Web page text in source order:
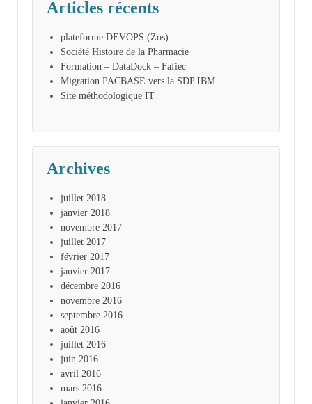
Articles récents
plateforme DEVOPS (Zos)
Société Histoire de la Pharmacie
Formation – DataDock – Fafiec
Migration PACBASE vers la SDP IBM
Site méthodologique IT
Archives
juillet 2018
janvier 2018
novembre 2017
juillet 2017
février 2017
janvier 2017
décembre 2016
novembre 2016
septembre 2016
août 2016
juillet 2016
juin 2016
avril 2016
mars 2016